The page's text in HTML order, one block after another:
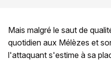
Mais malgré le saut de
quotidien aux Mélèzes et
l'attaquant s'estime à sa